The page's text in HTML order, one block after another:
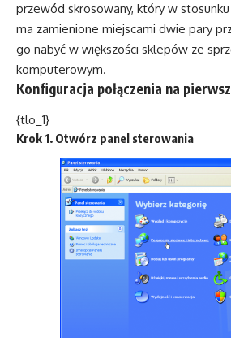
przewód skrosowany, który w
ma zamienione miejscami dwie pary
go nabyć w większości sklepów ze
komputerowym.
Konfiguracja połączenia na
{tlo_1}
Krok 1. Otwórz panel sterowania